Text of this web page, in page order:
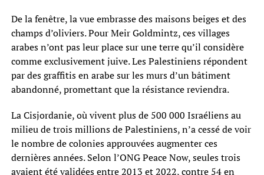
De la fenêtre, la vue embrasse des maisons beiges et des
champs d’oliviers. Pour Meir Goldmintz, ces villages
arabes n’ont pas leur place sur une terre qu’il considère
comme exclusivement juive. Les Palestiniens répondent
par des graffitis en arabe sur les murs d’un bâtiment
abandonné, promettant que la résistance reviendra.
La Cisjordanie, où vivent plus de 500 000 Israéliens au
milieu de trois millions de Palestiniens, n’a cessé de voir
le nombre de colonies approuvées augmenter ces
dernières années. Selon l’ONG Peace Now, seules trois
avaient été validées entre 2013 et 2022, contre 54 en